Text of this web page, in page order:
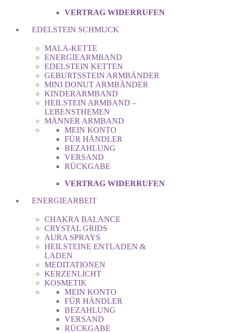
VERTRAG WIDERRUFEN
EDELSTEIN SCHMUCK
MALA-KETTE
ENERGIEARMBAND
EDELSTEIN KETTEN
GEBURTSSTEIN ARMBÄNDER
MINI DONUT ARMBÄNDER
KINDERARMBAND
HEILSTEIN ARMBAND –
LEBENSTHEMEN
MÄNNER ARMBAND
MEIN KONTO
FÜR HÄNDLER
BEZAHLUNG
VERSAND
RÜCKGABE
VERTRAG WIDERRUFEN
ENERGIEARBEIT
CHAKRA BALANCE
CRYSTAL GRIDS
AURA SPRAYS
HEILSTEINE ENTLADEN &
LADEN
MEDITATIONEN
KERZENLICHT
KOSMETIK
MEIN KONTO
FÜR HÄNDLER
BEZAHLUNG
VERSAND
RÜCKGABE